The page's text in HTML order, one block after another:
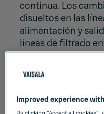
continua. Los
disueltos en las
alimentación y
líneas de filtrado
pueden detectar
Una vez que un
disueltos en línea,
Improved experience